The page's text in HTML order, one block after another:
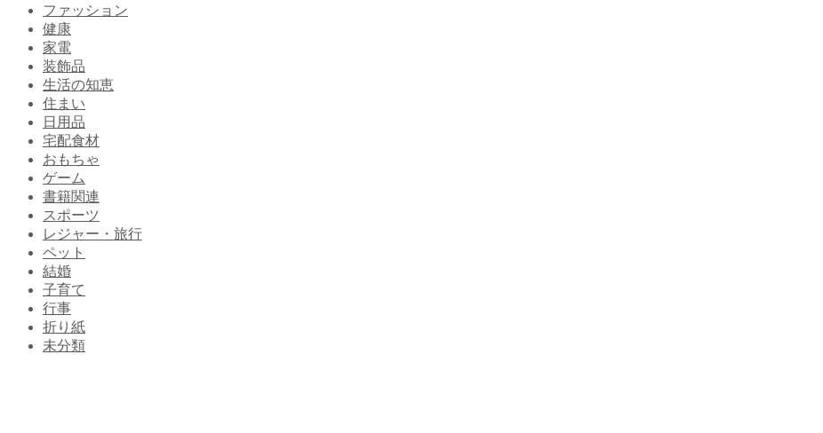
ファッション
健康
家電
装飾品
生活の知恵
住まい
日用品
宅配食材
おもちゃ
ゲーム
書籍関連
スポーツ
レジャー・旅行
ペット
結婚
子育て
行事
折り紙
未分類